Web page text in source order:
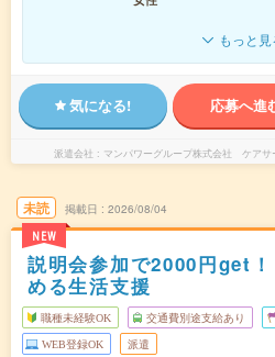
もっと見
気になる! 応募へ進
派遣会社 マンパワーグループ株式会社 ケアサ
未読
NEW
掲載日 2026/08/04
説明会参加で2000円get
める生活支援
職種未経験OK 交通費別途支給あり
WEB登録OK 派遣